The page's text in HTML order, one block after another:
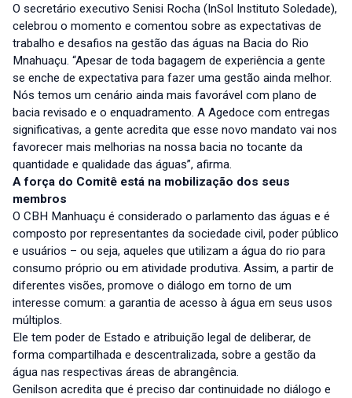
O secretário executivo Senisi Rocha (InSol Instituto Soledade),
celebrou o momento e comentou sobre as expectativas de
trabalho e desafios na gestão das águas na Bacia do Rio
Mnahuaçu. “Apesar de toda bagagem de experiência a gente
se enche de expectativa para fazer uma gestão ainda melhor.
Nós temos um cenário ainda mais favorável com plano de
bacia revisado e o enquadramento. A Agedoce com entregas
significativas, a gente acredita que esse novo mandato vai nos
favorecer mais melhorias na nossa bacia no tocante da
quantidade e qualidade das águas”, afirma.
A força do Comitê está na mobilização dos seus
membros
O CBH Manhuaçu é considerado o parlamento das águas e é
composto por representantes da sociedade civil, poder público
e usuários – ou seja, aqueles que utilizam a água do rio para
consumo próprio ou em atividade produtiva. Assim, a partir de
diferentes visões, promove o diálogo em torno de um
interesse comum: a garantia de acesso à água em seus usos
múltiplos.
Ele tem poder de Estado e atribuição legal de deliberar, de
forma compartilhada e descentralizada, sobre a gestão da
água nas respectivas áreas de abrangência.
Genilson acredita que é preciso dar continuidade no diálogo e